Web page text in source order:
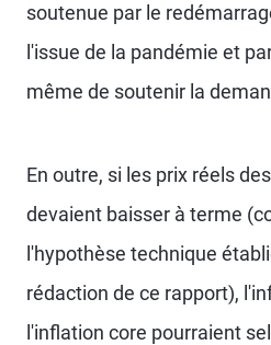
soutenue par le
l'issue de la pandémie et
même de soutenir la
En outre, si les prix réels
devaient baisser à terme
l'hypothèse technique
rédaction de ce rapport),
l'inflation core pourraient